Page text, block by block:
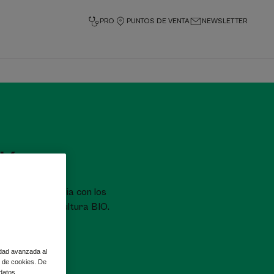
PRO PUNTOS DE VENTA NEWSLETTER
piel de la familia con los
de la agricultura BIO.
avanzada al
de cookies. De